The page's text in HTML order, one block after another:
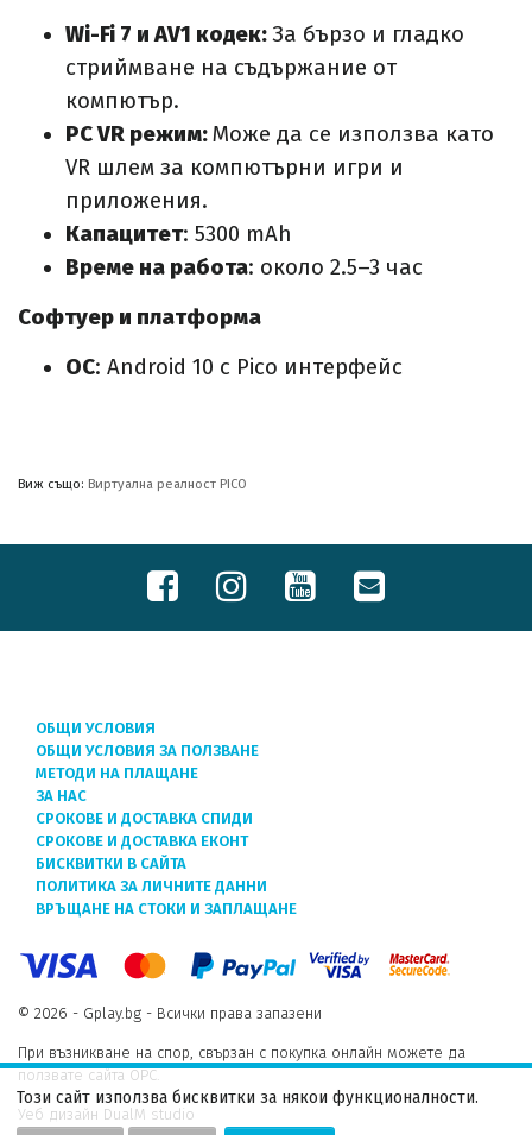
Wi-Fi 7 и AV1 кодек:За бързо и гладко
стриймване на съдържание от
компютър.
PC VR режим:Може да се използва като
VR шлем за компютърни игри и
приложения.
Капацитет: 5300 mAh
Време на работа: около 2.5–3 час
Софтуер и платформа
ОС: Android 10 с Pico интерфейс
Виж също: Виртуална реалност PICO
ОБЩИ УСЛОВИЯ
ОБЩИ УСЛОВИЯ ЗА ПОЛЗВАНЕ
МЕТОДИ НА ПЛАЩАНЕ
ЗА НАС
СРОКОВЕ И ДОСТАВКА СПИДИ
СРОКОВЕ И ДОСТАВКА ЕКОНТ
БИСКВИТКИ В САЙТА
ПОЛИТИКА ЗА ЛИЧНИТЕ ДАННИ
ВРЪЩАНЕ НА СТОКИ И ЗАПЛАЩАНЕ
© 2026 - Gplay.bg - Всички права запазени
При възникване на спор, свързан с покупка онлайн можете да
ползвате сайта ОРС.
Уеб дизайн DualM studio
Този сайт използва бисквитки за някои функционалности.